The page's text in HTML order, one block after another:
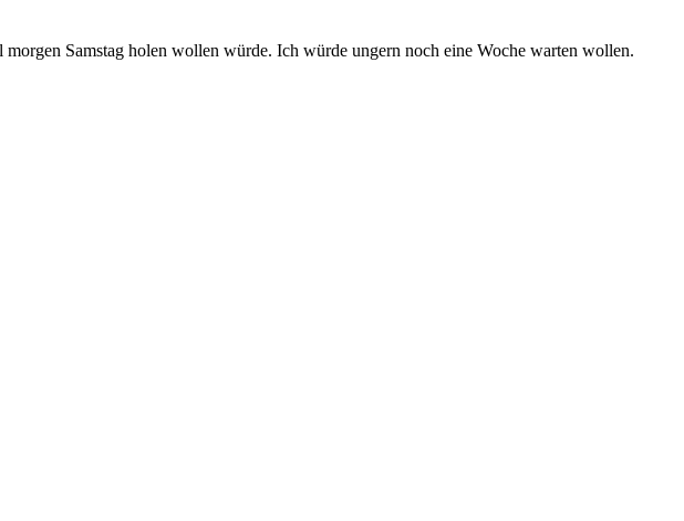
Samstag holen wollen würde. Ich würde ungern noch eine Woche warten wollen.